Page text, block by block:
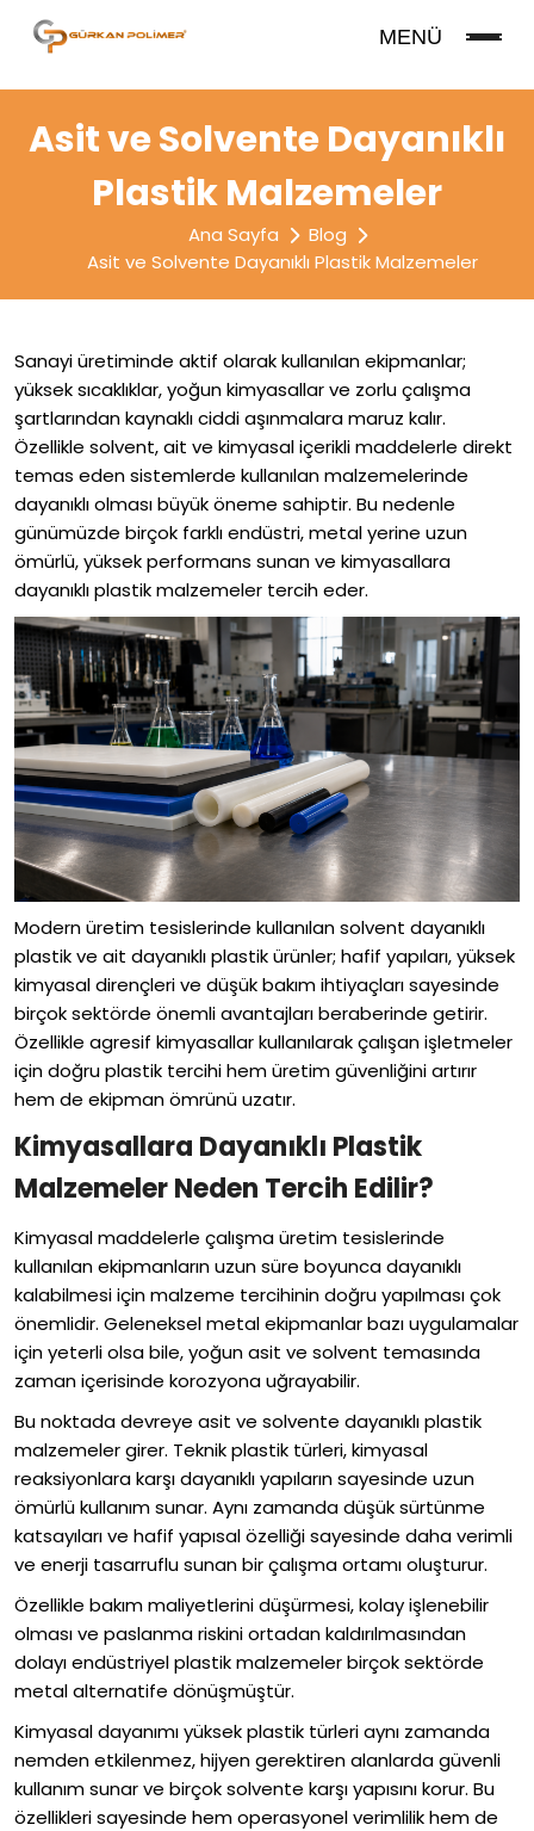
MENÜ
Asit ve Solvente Dayanıklı
Plastik Malzemeler
Ana Sayfa
Blog
Asit ve Solvente Dayanıklı Plastik Malzemeler
Sanayi üretiminde aktif olarak kullanılan ekipmanlar;
yüksek sıcaklıklar, yoğun kimyasallar ve zorlu çalışma
şartlarından kaynaklı ciddi aşınmalara maruz kalır.
Özellikle solvent, ait ve kimyasal içerikli maddelerle direkt
temas eden sistemlerde kullanılan malzemelerinde
dayanıklı olması büyük öneme sahiptir. Bu nedenle
günümüzde birçok farklı endüstri, metal yerine uzun
ömürlü, yüksek performans sunan ve kimyasallara
dayanıklı plastik malzemeler tercih eder.
Modern üretim tesislerinde kullanılan solvent dayanıklı
plastik ve ait dayanıklı plastik ürünler; hafif yapıları, yüksek
kimyasal dirençleri ve düşük bakım ihtiyaçları sayesinde
birçok sektörde önemli avantajları beraberinde getirir.
Özellikle agresif kimyasallar kullanılarak çalışan işletmeler
için doğru plastik tercihi hem üretim güvenliğini artırır
hem de ekipman ömrünü uzatır.
Kimyasallara Dayanıklı Plastik
Malzemeler Neden Tercih Edilir?
Kimyasal maddelerle çalışma üretim tesislerinde
kullanılan ekipmanların uzun süre boyunca dayanıklı
kalabilmesi için malzeme tercihinin doğru yapılması çok
önemlidir. Geleneksel metal ekipmanlar bazı uygulamalar
için yeterli olsa bile, yoğun asit ve solvent temasında
zaman içerisinde korozyona uğrayabilir.
Bu noktada devreye asit ve solvente dayanıklı plastik
malzemeler girer. Teknik plastik türleri, kimyasal
reaksiyonlara karşı dayanıklı yapıların sayesinde uzun
ömürlü kullanım sunar. Aynı zamanda düşük sürtünme
katsayıları ve hafif yapısal özelliği sayesinde daha verimli
ve enerji tasarruflu sunan bir çalışma ortamı oluşturur.
Özellikle bakım maliyetlerini düşürmesi, kolay işlenebilir
olması ve paslanma riskini ortadan kaldırılmasından
dolayı endüstriyel plastik malzemeler birçok sektörde
metal alternatife dönüşmüştür.
Kimyasal dayanımı yüksek plastik türleri aynı zamanda
nemden etkilenmez, hijyen gerektiren alanlarda güvenli
kullanım sunar ve birçok solvente karşı yapısını korur. Bu
özellikleri sayesinde hem operasyonel verimlilik hem de